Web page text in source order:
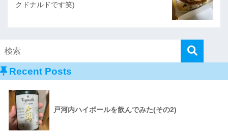
クドナルドです笑)
Recent Posts
戸河内ハイボールを飲んでみた(その2)